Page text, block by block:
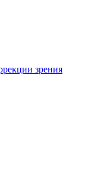
зрения